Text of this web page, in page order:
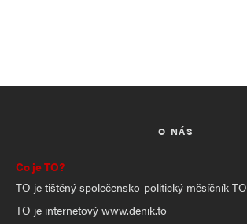
O NÁS
Co je TO?
TO je tištěný společensko-politický měsíčník TO
TO je internetový www.denik.to